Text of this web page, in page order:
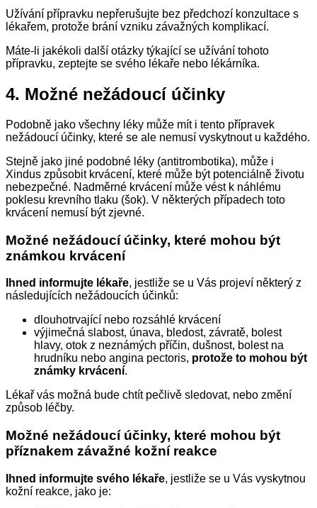
Užívání přípravku nepřerušujte bez předchozí konzultace s
lékařem, protože brání vzniku závažných komplikací.
Máte-li jakékoli další otázky týkající se užívání tohoto
přípravku, zeptejte se svého lékaře nebo lékárníka.
4. Možné nežádoucí účinky
Podobně jako všechny léky může mít i tento přípravek
nežádoucí účinky, které se ale nemusí vyskytnout u každého.
Stejně jako jiné podobné léky (antitrombotika), může i
Xindus způsobit krvácení, které může být potenciálně životu
nebezpečné. Nadměrné krvácení může vést k náhlému
poklesu krevního tlaku (šok). V některých případech toto
krvácení nemusí být zjevné.
Možné nežádoucí účinky, které mohou být
známkou krvácení
Ihned informujte lékaře, jestliže se u Vás projeví některý z
následujících nežádoucích účinků:
dlouhotrvající nebo rozsáhlé krvácení
výjimečná slabost, únava, bledost, závratě, bolest
hlavy, otok z neznámých příčin, dušnost, bolest na
hrudníku nebo angina pectoris, protože to mohou být
známky krvácení.
Lékař vás možná bude chtít pečlivě sledovat, nebo změní
způsob léčby.
Možné nežádoucí účinky, které mohou být
příznakem závažné kožní reakce
Ihned informujte svého lékaře, jestliže se u Vás vyskytnou
kožní reakce, jako je: